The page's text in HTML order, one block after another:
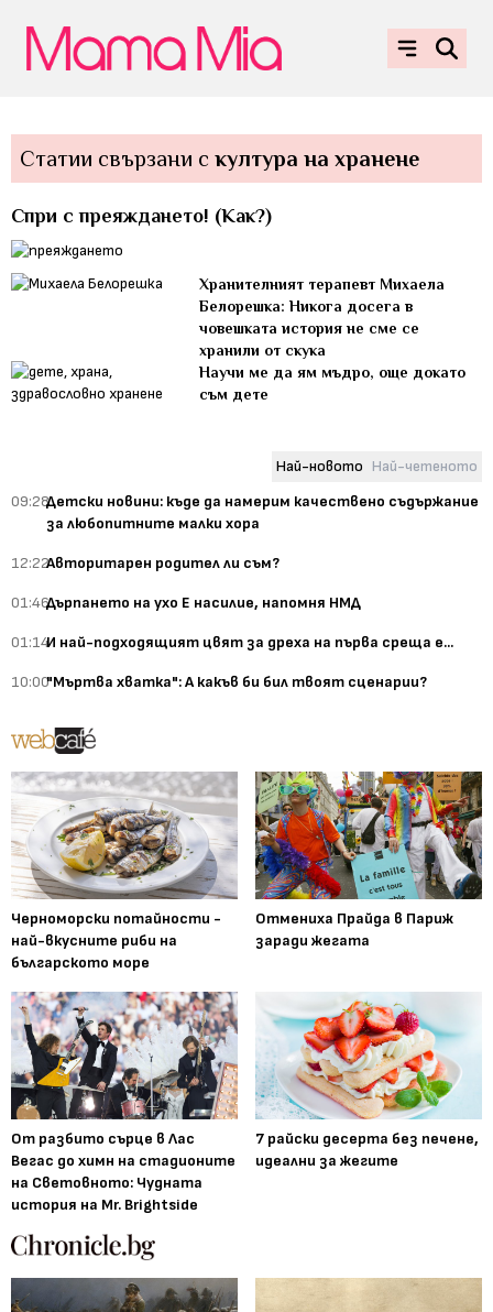
Статии свързани с култура на хранене
Спри с преяждането! (Как?)
Хранителният терапевт Михаела
Белорешка: Никога досега в
човешката история не сме се
хранили от скука
Научи ме да ям мъдро, още докато
съм дете
Най-новото Най-четеното
09:28Детски новини: къде да намерим качествено съдържание
за любопитните малки хора
12:22Авторитарен родител ли съм?
01:46Дърпането на ухо Е насилие, напомня НМД
01:14И най-подходящият цвят за дреха на първа среща е...
10:00"Мъртва хватка": А какъв би бил твоят сценарии?
Черноморски потайности -
най-вкусните риби на
българското море
Отмениха Прайда в Париж
заради жегата
От разбито сърце в Лас
Вегас до химн на стадионите
на Световното: Чудната
история на Mr. Brightside
7 райски десерта без печене,
идеални за жегите